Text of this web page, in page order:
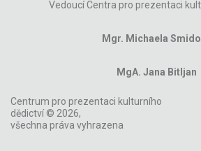
Vedoucí Centra pro prezentaci
Mgr. Michaela
MgA. Jana Bitljan
Centrum pro prezentaci kulturního
dědictví © 2026,
všechna práva vyhrazena